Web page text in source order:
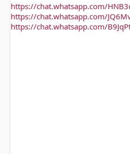
https://chat.whatsapp.com/
https://chat.whatsapp.com/
https://chat.whatsapp.com/